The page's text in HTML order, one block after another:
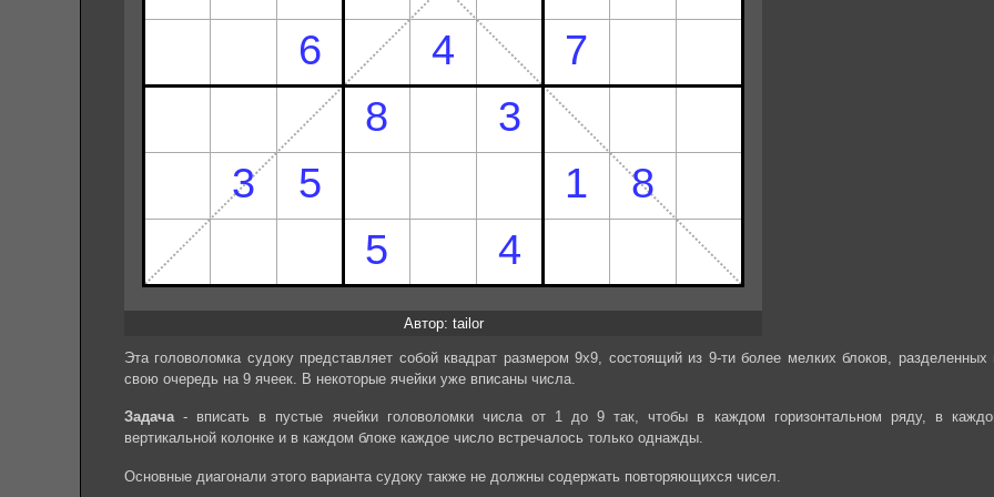
Автор: tailor
Эта головоломка судоку представляет собой квадрат размером 9х9, состоящий из 9-ти более мелких блоков, разделенных
свою очередь на 9 ячеек. В некоторые ячейки уже вписаны числа.
Задача- вписать в пустые ячейки головоломки числа от 1 до 9 так, чтобы в каждом горизонтальном ряду, в
вертикальной колонке и в каждом блоке каждое число встречалось только однажды.
Основные диагонали этого варианта судоку также не должны содержать повторяющихся чисел.